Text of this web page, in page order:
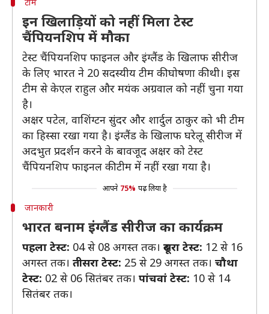
इन खिलाड़ियों को नहीं मिला टेस्ट
चैंपियनशिप में मौका
टेस्ट चैंपियनशिप फाइनल और इंग्लैंड के खिलाफ सीरीज
के लिए भारत ने 20 सदस्यीय टीम की घोषणा की थी। इस
टीम से केएल राहुल और मयंक अग्रवाल को नहीं चुना गया
है।
अक्षर पटेल, वाशिंग्टन सुंदर और शार्दुल ठाकुर को भी टीम
का हिस्सा रखा गया है। इंग्लैंड के खिलाफ घरेलू सीरीज में
अदभुत प्रदर्शन करने के बावजूद अक्षर को टेस्ट
चैंपियनशिप फाइनल की टीम में नहीं रखा गया है।
आपने 75% पढ़ लिया है
जानकारी
भारत बनाम इंग्लैंड सीरीज का कार्यक्रम
पहला टेस्ट: 04 से 08 अगस्त तक। दूसरा टेस्ट: 12 से 16
अगस्त तक। तीसरा टेस्ट: 25 से 29 अगस्त तक। चौथा
टेस्ट: 02 से 06 सितंबर तक। पांचवां टेस्ट: 10 से 14
सितंबर तक।